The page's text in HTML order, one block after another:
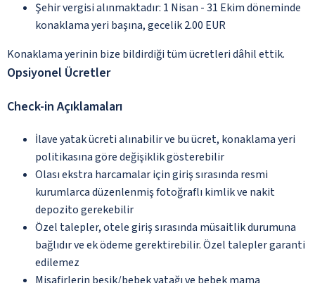
Şehir vergisi alınmaktadır: 1 Nisan - 31 Ekim döneminde
konaklama yeri başına, gecelik 2.00 EUR
Konaklama yerinin bize bildirdiği tüm ücretleri dâhil ettik.
Opsiyonel Ücretler
Check-in Açıklamaları
İlave yatak ücreti alınabilir ve bu ücret, konaklama yeri
politikasına göre değişiklik gösterebilir
Olası ekstra harcamalar için giriş sırasında resmi
kurumlarca düzenlenmiş fotoğraflı kimlik ve nakit
depozito gerekebilir
Özel talepler, otele giriş sırasında müsaitlik durumuna
bağlıdır ve ek ödeme gerektirebilir. Özel talepler garanti
edilemez
Misafirlerin beşik/bebek yatağı ve bebek mama